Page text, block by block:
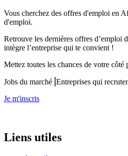
Vous cherchez des offres d'emploi en
d'emploi.
Retrouve les dernières offres d’emploi
intègre l’entreprise qui te convient !
Mettez toutes les chances de votre
Jobs du marché⎟Entreprises qui
Je m'inscris
Liens utiles